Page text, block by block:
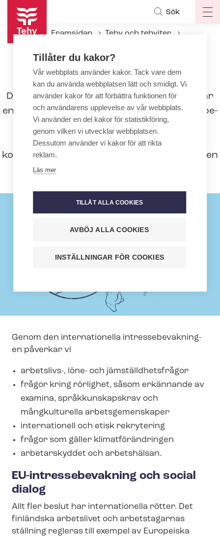
Hoppa
huvudinnehåll
Sök
Framsidan
Tehy och tehyiter
Det internationella Tehy
Den internationella verksamheten i Tehy är
en del av förbundets omfattande in­tres­se­be­
vak­nings­ar­be­te. Syftet med den
internationella verksamheten är att
kontrollera hur i synnerhet EU-lagstiftningen
påverkar Finland och oss Tehyiter.
Genom den internationella in­tres­se­be­vak­ning­
en påverkar vi
arbetslivs-, löne- och jäm­ställd­hets­frå­gor
frågor kring rörlighet, såsom erkännande av
examina, språkkunskapskrav och
mångkulturella arbetsgemenskaper
internationell och etisk rekrytering
frågor som gäller kli­mat­för­änd­ring­en
arbetarskyddet och arbetshälsan.
EU-​intressebevakning och social
dialog
Allt fler beslut har internationella rötter. Det
finländska arbetslivet och arbetstagarnas
ställning regleras till exempel av Europeiska
Tillåter du kakor?
Vår webbplats använder kakor. Tack vare dem
kan du använda webbplatsen lätt och smidigt. Vi
använder kakor för att förbättra funktionen för
och användarens upplevelse av vår webbplats.
Vi använder en del kakor för statistikföring,
genom vilken vi utvecklar webbplatsen.
Dessutom använder vi kakor för att rikta
reklam.
Läs mer
TILLÅT ALLA COOKIES
AVBÖJ ALLA COOKIES
INSTÄLLNINGAR FÖR COOKIES